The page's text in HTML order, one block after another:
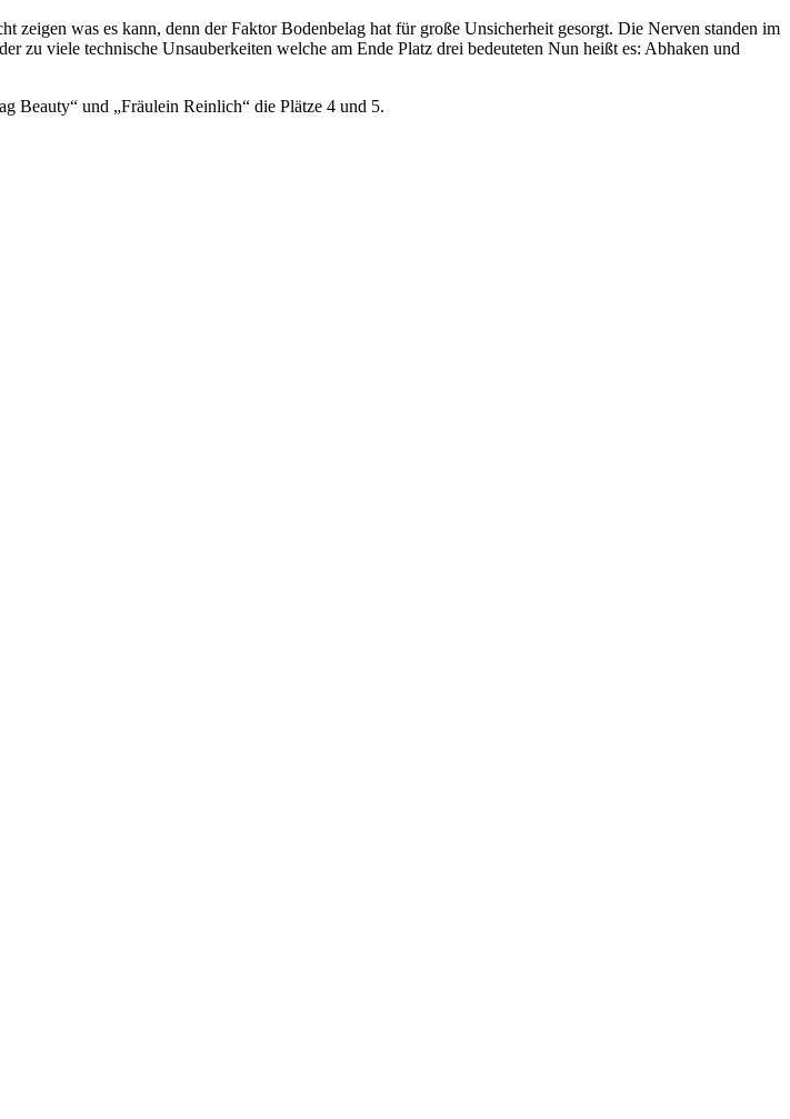
zeigen was es kann, denn der Faktor Bodenbelag hat für große Unsicherheit gesorgt. Die Nerven standen im
zu viele technische Unsauberkeiten welche am Ende Platz drei bedeuteten Nun heißt es: Abhaken und
Beauty“ und „Fräulein Reinlich“ die Plätze 4 und 5.